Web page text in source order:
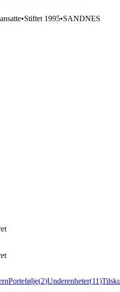
ansatte•Stiftet 1995•SANDNES
Portefølje(2)Underenheter(11)